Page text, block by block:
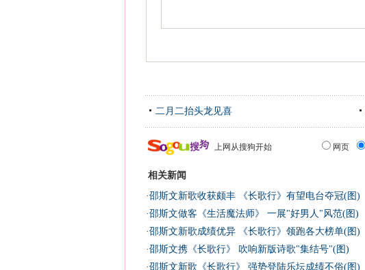
二月二抬头龙见喜
上网从搜狗开始 网页
相关新闻
·邵斯文新歌收获颇丰 《长歌行》有望电台夺冠(图)
·邵斯文做客《生活魔法师》 一展"好男人"风范(图)
·邵斯文新歌成绩优异 《长歌行》领跑各大榜单(图)
·邵斯文携《长歌行》 吹响新版诗歌"集结号"(图)
·邵斯文新歌《长歌行》 强势登陆乐坛成绩不俗(图)